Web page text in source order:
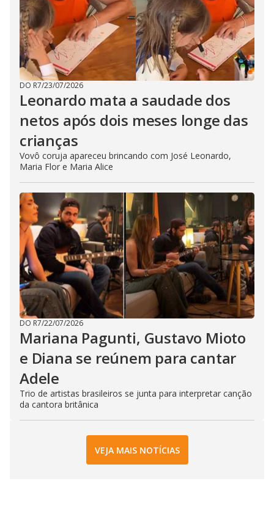
DO R7/23/07/2026
Leonardo mata a saudade dos
netos após dois meses longe das
crianças
Vovô coruja apareceu brincando com José Leonardo,
Maria Flor e Maria Alice
DO R7/22/07/2026
Mariana Pagunti, Gustavo Mioto
e Diana se reúnem para cantar
Adele
Trio de artistas brasileiros se junta para interpretar canção
da cantora britânica
VEJA MAIS NOTÍCIAS